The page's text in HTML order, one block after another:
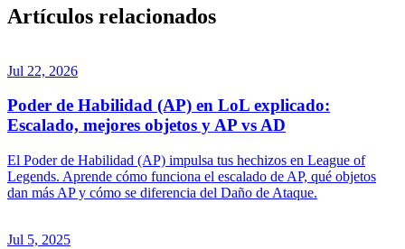
Artículos relacionados
Jul 22, 2026
Poder de Habilidad (AP) en LoL explicado:
Escalado, mejores objetos y AP vs AD
El Poder de Habilidad (AP) impulsa tus hechizos en League of
Legends. Aprende cómo funciona el escalado de AP, qué objetos
dan más AP y cómo se diferencia del Daño de Ataque.
Jul 5, 2025